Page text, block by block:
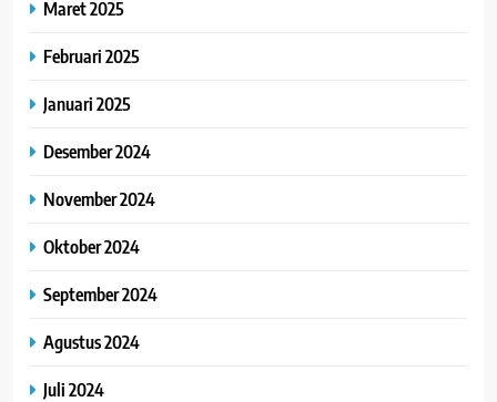
Maret 2025
Februari 2025
Januari 2025
Desember 2024
November 2024
Oktober 2024
September 2024
Agustus 2024
Juli 2024